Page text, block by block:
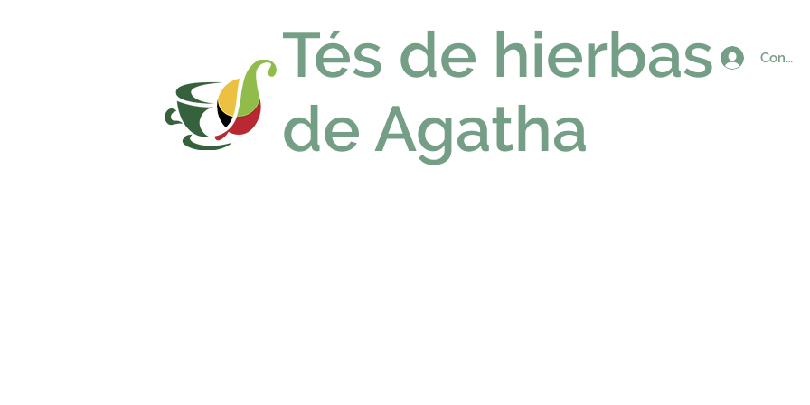
Tés de hierbas
de Agatha